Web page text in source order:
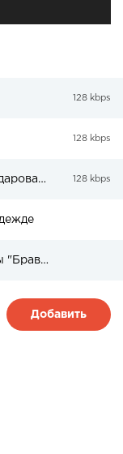
128 kbps
128 kbps
Ұшқын Жамалбек & Альбина Шардарова - Сүйгеннен ғой бұның бәрі 128 kbps
Шахло Зоирова, участница группы "Браво" была в свадебном платье
Добавить